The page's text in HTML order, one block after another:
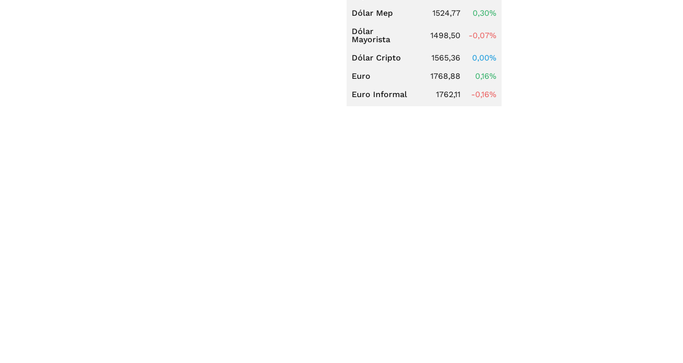
Dólar Mep 1524,77
0,30%
Dólar
Mayorista
1498,50 -0,07%
Dólar Cripto 1565,36
0,00%
Euro
1768,88
0,16%
Euro Informal
1762,11 -0,16%